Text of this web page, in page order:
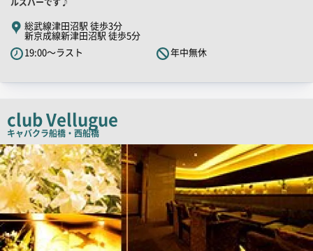
キ
ャ
ッ
コ
ー
総武線津田沼駅 徒歩3分
新京成線新津田沼駅 徒歩5分
19:00～ラスト
年中無休
club Vellugue
キャバクラ船橋・西船橋
店
舗
PR
画
像